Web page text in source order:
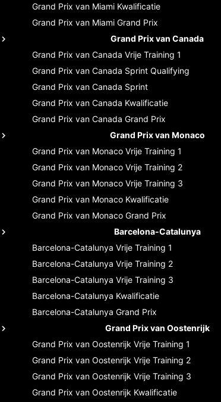
Grand Prix van Miami Kwalificatie
Grand Prix van Miami Grand Prix
Grand Prix van Canada
Grand Prix van Canada Vrije Training 1
Grand Prix van Canada Sprint Qualifying
Grand Prix van Canada Sprint
Grand Prix van Canada Kwalificatie
Grand Prix van Canada Grand Prix
Grand Prix van Monaco
Grand Prix van Monaco Vrije Training 1
Grand Prix van Monaco Vrije Training 2
Grand Prix van Monaco Vrije Training 3
Grand Prix van Monaco Kwalificatie
Grand Prix van Monaco Grand Prix
Barcelona-Catalunya
Barcelona-Catalunya Vrije Training 1
Barcelona-Catalunya Vrije Training 2
Barcelona-Catalunya Vrije Training 3
Barcelona-Catalunya Kwalificatie
Barcelona-Catalunya Grand Prix
Grand Prix van Oostenrijk
Grand Prix van Oostenrijk Vrije Training 1
Grand Prix van Oostenrijk Vrije Training 2
Grand Prix van Oostenrijk Vrije Training 3
Grand Prix van Oostenrijk Kwalificatie